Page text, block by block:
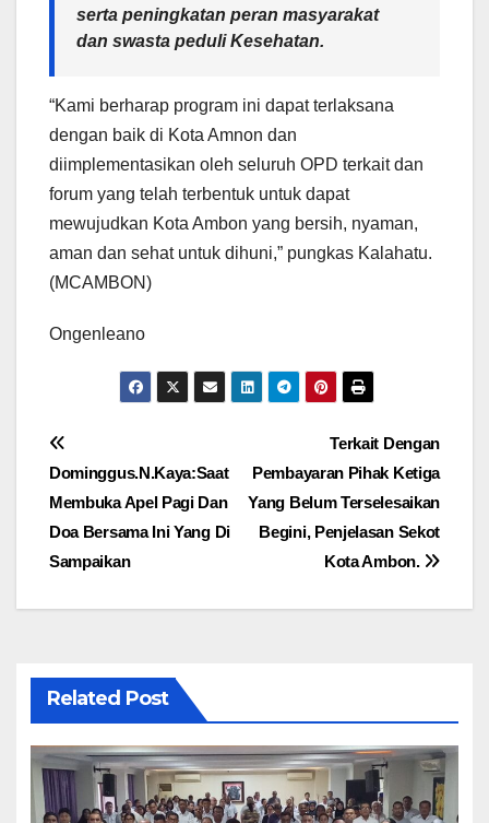
serta peningkatan peran masyarakat
dan swasta peduli Kesehatan.
“Kami berharap program ini dapat terlaksana
dengan baik di Kota Amnon dan
diimplementasikan oleh seluruh OPD terkait dan
forum yang telah terbentuk untuk dapat
mewujudkan Kota Ambon yang bersih, nyaman,
aman dan sehat untuk dihuni,” pungkas Kalahatu.
(MCAMBON)
Ongenleano
Navigasi
pos
Terkait Dengan
Pembayaran Pihak Ketiga
Yang Belum Terselesaikan
Begini, Penjelasan Sekot
Kota Ambon.
Dominggus.N.Kaya:Saat
Membuka Apel Pagi Dan
Doa Bersama Ini Yang Di
Sampaikan
Related Post